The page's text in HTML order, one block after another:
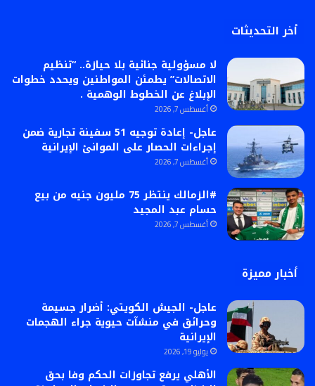
أخر التحديثات
لا مسؤولية جنائية بلا حيازة.. “تنظيم
الاتصالات” يطمئن المواطنين ويحدد خطوات
الإبلاغ عن الخطوط الوهمية .
أغسطس 7, 2026
عاجل- إعادة توجيه 51 سفينة تجارية ضمن
إجراءات الحصار على الموانئ الإيرانية
أغسطس 7, 2026
#الزمالك ينتظر 75 مليون جنيه من بيع
حسام عبد المجيد
أغسطس 7, 2026
أخبار مميزة
عاجل- الجيش الكويتي: أضرار جسيمة
وحرائق في منشآت حيوية جراء الهجمات
الإيرانية
يوليو 19, 2026
الأهلي يرفع تجاوزات الحكم وفا بحق